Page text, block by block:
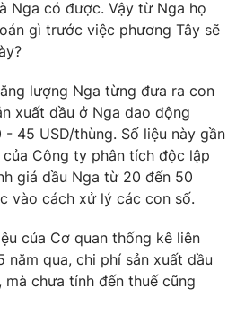
hình thức nếu không có sự chấp
nguồn VTV.vn khi phát hành lại
Nga có được. Vậy từ Nga họ
gì trước việc phương Tây sẽ
lượng Nga từng đưa ra con
xuất dầu ở Nga dao động
45 USD/thùng. Số liệu này gần
Công ty phân tích độc lập
giá dầu Nga từ 20 đến 50
vào cách xử lý các con số.
của Cơ quan thống kê liên
năm qua, chi phí sản xuất dầu
chưa tính đến thuế cũng